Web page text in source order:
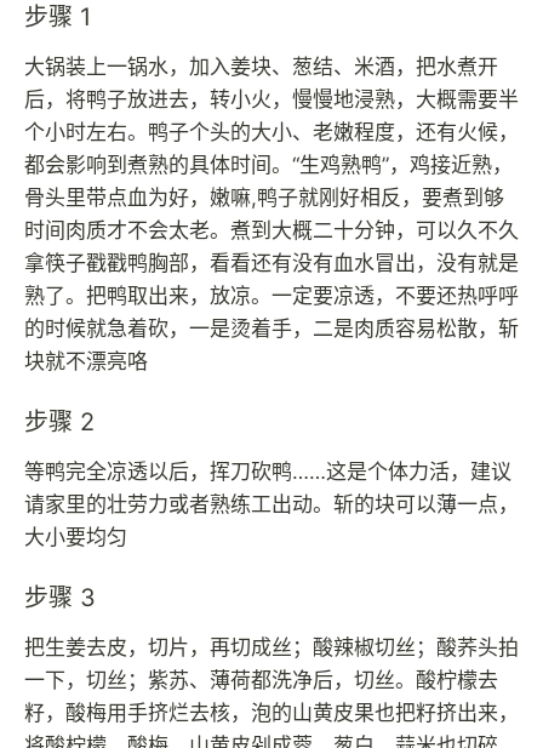
步骤 1
大锅装上一锅水，加入姜块、葱结、米酒，把水煮开
后，将鸭子放进去，转小火，慢慢地浸熟，大概需要半
个小时左右。鸭子个头的大小、老嫩程度，还有火候，
都会影响到煮熟的具体时间。“生鸡熟鸭”，鸡接近熟，
骨头里带点血为好，嫩嘛,鸭子就刚好相反，要煮到够
时间肉质才不会太老。煮到大概二十分钟，可以久不久
拿筷子戳戳鸭胸部，看看还有没有血水冒出，没有就是
熟了。把鸭取出来，放凉。一定要凉透，不要还热呼呼
的时候就急着砍，一是烫着手，二是肉质容易松散，斩
块就不漂亮咯
步骤 2
等鸭完全凉透以后，挥刀砍鸭……这是个体力活，建议
请家里的壮劳力或者熟练工出动。斩的块可以薄一点，
大小要均匀
步骤 3
把生姜去皮，切片，再切成丝；酸辣椒切丝；酸荞头拍
一下，切丝；紫苏、薄荷都洗净后，切丝。酸柠檬去
籽，酸梅用手挤烂去核，泡的山黄皮果也把籽挤出来，